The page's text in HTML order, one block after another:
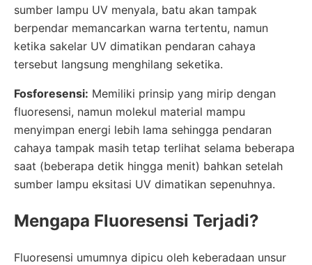
sumber lampu UV menyala, batu akan tampak
berpendar memancarkan warna tertentu, namun
ketika sakelar UV dimatikan pendaran cahaya
tersebut langsung menghilang seketika.
Fosforesensi: Memiliki prinsip yang mirip dengan
fluoresensi, namun molekul material mampu
menyimpan energi lebih lama sehingga pendaran
cahaya tampak masih tetap terlihat selama beberapa
saat (beberapa detik hingga menit) bahkan setelah
sumber lampu eksitasi UV dimatikan sepenuhnya.
Mengapa Fluoresensi Terjadi?
Fluoresensi umumnya dipicu oleh keberadaan unsur